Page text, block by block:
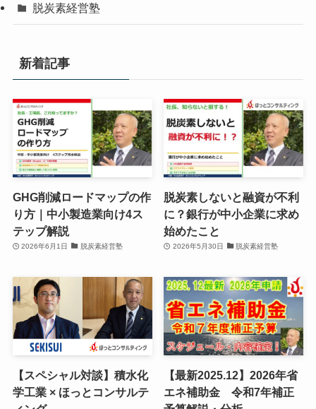
脱炭素経営塾
新着記事
GHG削減ロードマップの作
り方｜中小製造業向け4ス
テップ解説
2026年6月1日 脱炭素経営塾
脱炭素しないと融資が不利
に？銀行が中小企業に求め
始めたこと
2026年5月30日 脱炭素経営塾
【スペシャル対談】積水化
学工業 × ほっとコンサルテ
【最新2025.12】2026年省
エネ補助金 令和7年補正